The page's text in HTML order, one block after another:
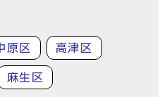
原区 高津区
麻生区